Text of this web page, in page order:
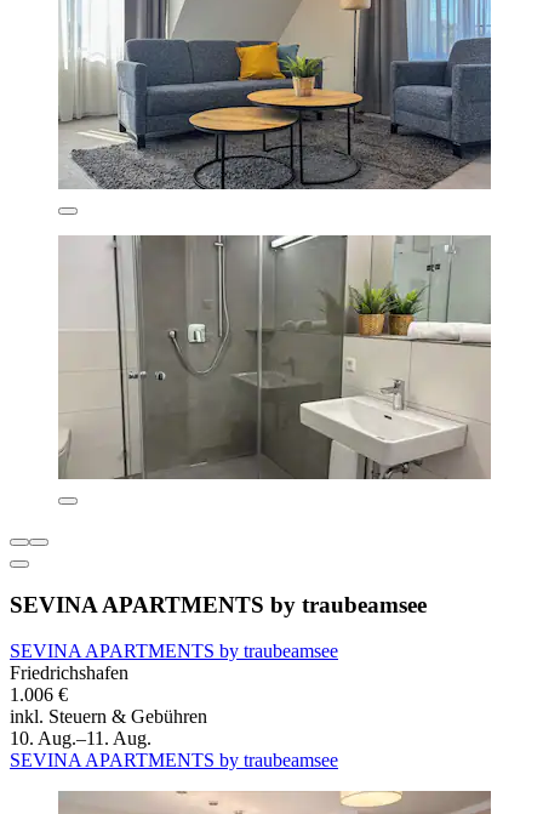
SEVINA APARTMENTS by traubeamsee
SEVINA APARTMENTS by traubeamsee
Friedrichshafen
1.006 €
inkl. Steuern & Gebühren
10. Aug.–11. Aug.
SEVINA APARTMENTS by traubeamsee